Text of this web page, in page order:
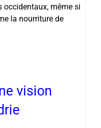
occidentaux, même si
la nourriture de
vision